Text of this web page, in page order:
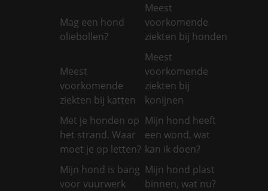
Mag een hond
oliebollen?
Meest
voorkomende
ziekten bij honden
Meest
voorkomende
ziekten bij katten
Meest
voorkomende
ziekten bij
konijnen
Met je honden op
het strand. Waar
moet je op letten?
Mijn hond heeft
een wond, wat
kan ik doen?
Mijn hond is bang
voor vuurwerk
Mijn hond plast
binnen, wat nu?